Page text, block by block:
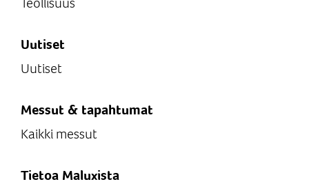
Uutiset
Uutiset
Messut & tapahtumat
Kaikki messut
Tietoa Maluxista